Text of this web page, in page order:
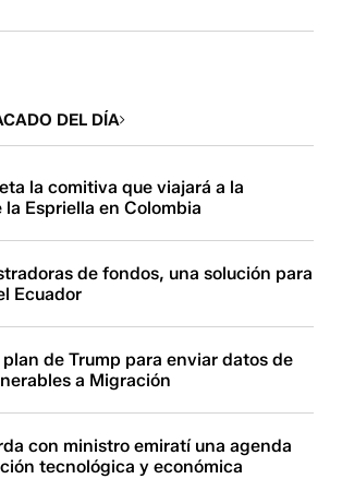
DEL DÍA
la comitiva que viajará a la
la Espriella en Colombia
de fondos, una solución para
Ecuador
de Trump para enviar datos de
a Migración
con ministro emiratí una agenda
tecnológica y económica